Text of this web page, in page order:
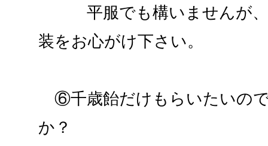
平服でも構いませんが、
装をお心がけ下さい。
⑥千歳飴だけもらいたいの
か？